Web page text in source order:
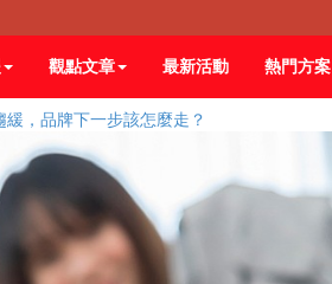
觀點文章 最新活動 熱門方案
，品牌下一步該怎麼走？